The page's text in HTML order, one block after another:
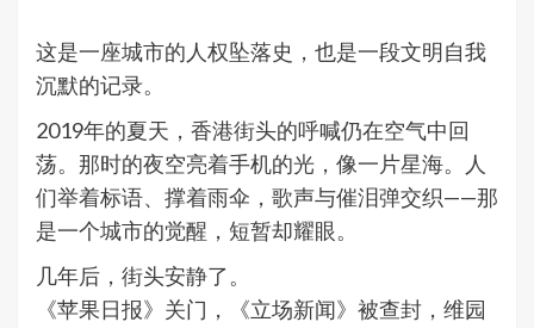
这是一座城市的人权坠落史，也是一段文明自我
沉默的记录。
2019年的夏天，香港街头的呼喊仍在空气中回
荡。那时的夜空亮着手机的光，像一片星海。人
们举着标语、撑着雨伞，歌声与催泪弹交织——那
是一个城市的觉醒，短暂却耀眼。
几年后，街头安静了。
《苹果日报》关门，《立场新闻》被查封，维园